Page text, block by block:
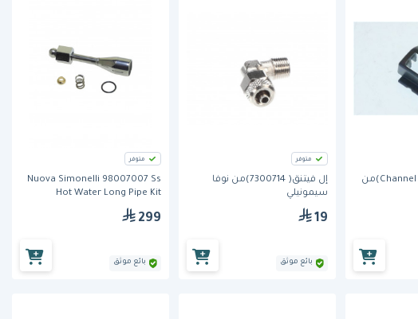
Channel Cover( 15030222)من
متوفر
إل فيتنق( 7300714)من نوفا
سيمونيلي
19
بائع موثق
متوفر
Nuova Simonelli 98007007 Ss
Hot Water Long Pipe Kit
299
بائع موثق